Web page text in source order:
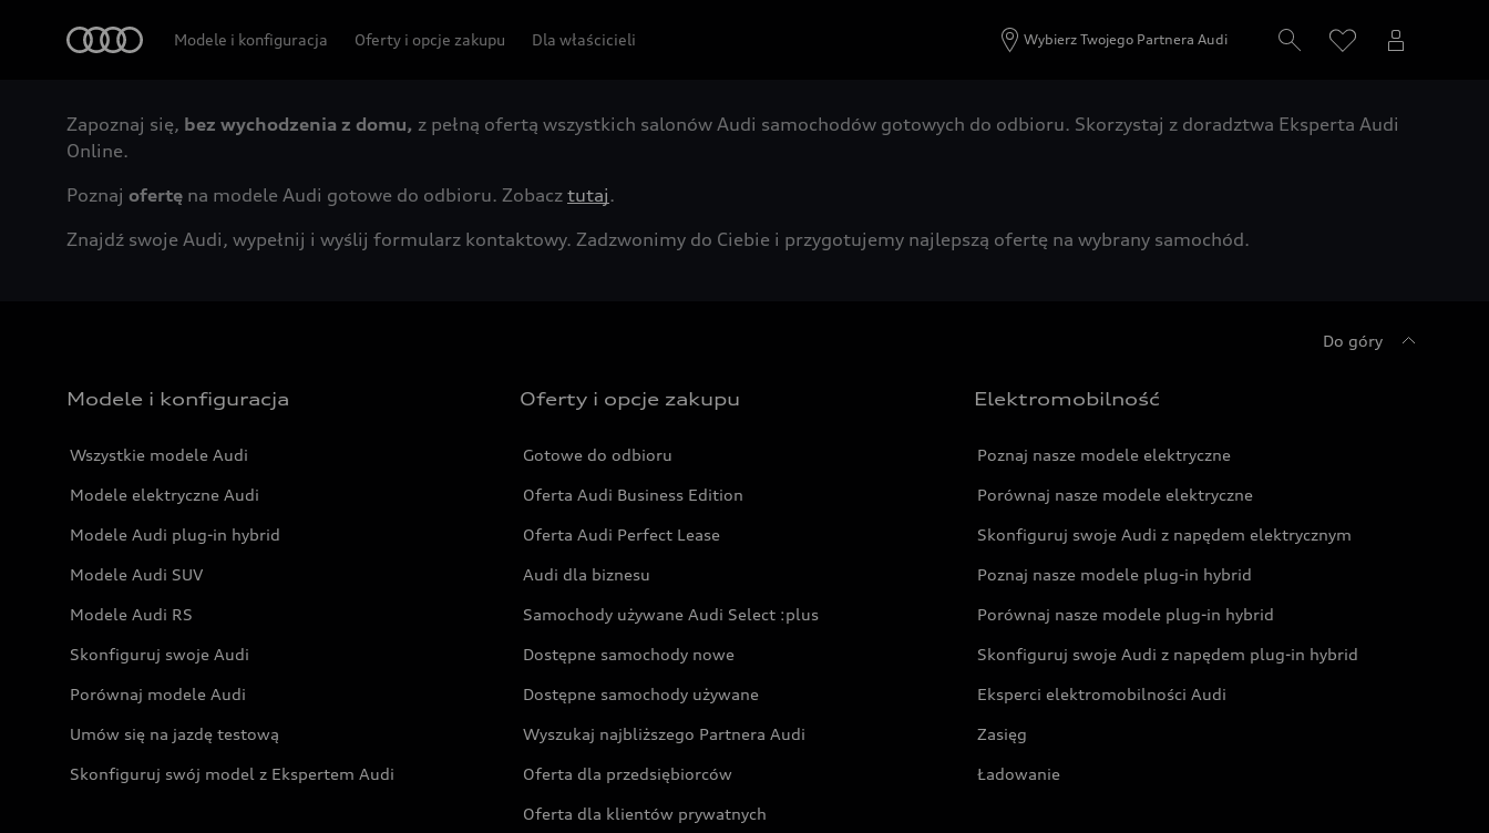
Modele i konfiguracja Oferty i opcje zakupu Dla właścicieli Wybierz Twojego Partnera Audi
Zapoznaj się, bez wychodzenia z domu, z pełną ofertą wszystkich salonów Audi samochodów gotowych do odbioru. Skorzystaj z doradztwa Eksperta Audi
Online.
Poznaj ofertę na modele Audi gotowe do odbioru. Zobacz tutaj.
Znajdź swoje Audi, wypełnij i wyślij formularz kontaktowy. Zadzwonimy do Ciebie i przygotujemy najlepszą ofertę na wybrany samochód.
Do góry
Modele i konfiguracja
Wszystkie modele Audi
Modele elektryczne Audi
Modele Audi plug-in hybrid
Modele Audi SUV
Modele Audi RS
Skonfiguruj swoje Audi
Porównaj modele Audi
Umów się na jazdę testową
Skonfiguruj swój model z Ekspertem Audi
Oferty i opcje zakupu
Gotowe do odbioru
Oferta Audi Business Edition
Oferta Audi Perfect Lease
Audi dla biznesu
Samochody używane Audi Select :plus
Dostępne samochody nowe
Dostępne samochody używane
Wyszukaj najbliższego Partnera Audi
Oferta dla przedsiębiorców
Oferta dla klientów prywatnych
Elektromobilność
Poznaj nasze modele elektryczne
Porównaj nasze modele elektryczne
Skonfiguruj swoje Audi z napędem elektrycznym
Poznaj nasze modele plug-in hybrid
Porównaj nasze modele plug-in hybrid
Skonfiguruj swoje Audi z napędem plug-in hybrid
Eksperci elektromobilności Audi
Zasięg
Ładowanie